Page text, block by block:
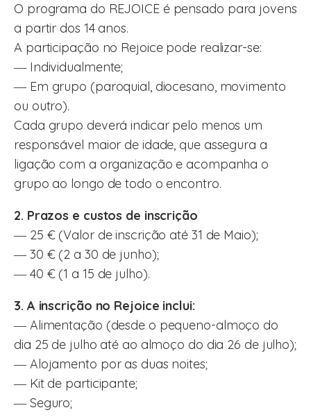
O programa do REJOICE é pensado para jovens
a partir dos 14 anos.
A participação no Rejoice pode realizar-se:
― Individualmente;
― Em grupo (paroquial, diocesano, movimento
ou outro).
Cada grupo deverá indicar pelo menos um
responsável maior de idade, que assegura a
ligação com a organização e acompanha o
grupo ao longo de todo o encontro.
2. Prazos e custos de inscrição
― 25 € (Valor de inscrição até 31 de Maio);
― 30 € (2 a 30 de junho);
― 40 € (1 a 15 de julho).
3. A inscrição no Rejoice inclui:
― Alimentação (desde o pequeno-almoço do
dia 25 de julho até ao almoço do dia 26 de julho);
― Alojamento por as duas noites;
― Kit de participante;
― Seguro;